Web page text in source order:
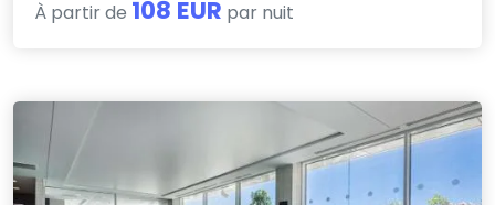
À partir de 108 EUR par nuit